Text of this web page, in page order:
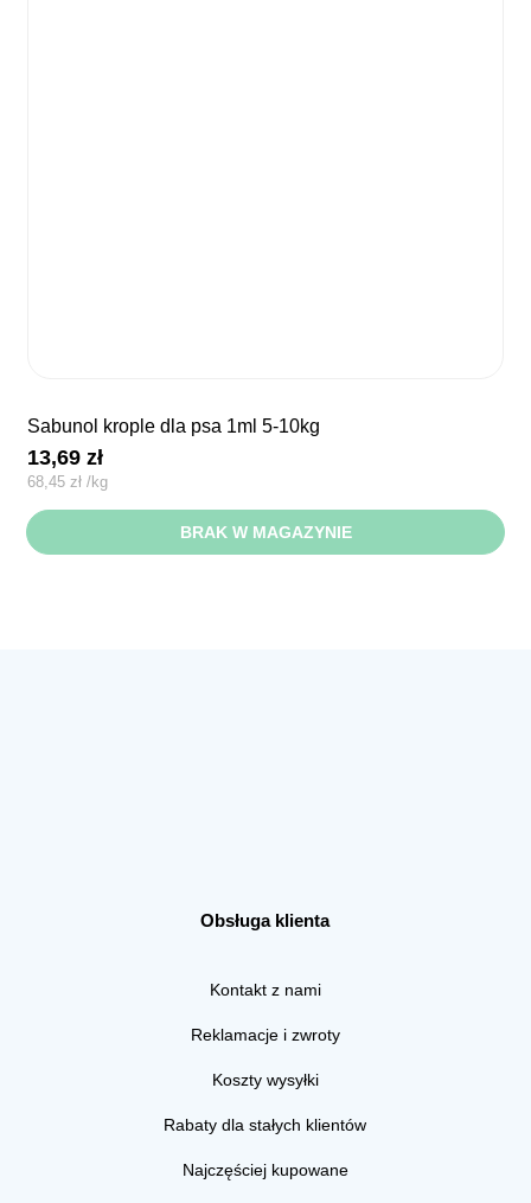
sabunol krople dla psa 1ml 5-10kg
13,69zł
68,45zł /kg
BRAK W MAGAZYNIE
Obsługa klienta
Kontakt z nami
Reklamacje i zwroty
Koszty wysyłki
Rabaty dla stałych klientów
Najczęściej kupowane